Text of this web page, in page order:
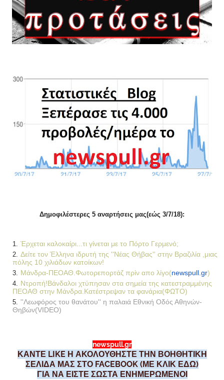
Δημοφιλέστερες 5 αναρτήσεις μας(εώς 3/7/18):
Έρχεται καλοκαίρι...τι γίνεται με το Πόρτο Γερμενό;
Δείτε τον Έλληνα ιδρυτή της ''Νέας Θήβας'' στην Βραζιλία ,μιας
πόλης 10 χιλιάδων κατοίκων!
Μάνδρα-ΠΕΟΑΘ.Φωτορεπορτάζ πρίν απο λίγο(newspull.gr)
Ντροπή!Βάνδαλοι χτύπησαν στα σημεία της κατεστραμμένης
ΠΕΟΑΘ στην Μάνδρα.Κατέστρεψαν τα φανάρια(ΦΩΤΟ)
''Λεωφόρος του θανάτου'' η παλαιά Εθνική Οδός Αθηνών-
Θηβών(VIDEO)
newspull.gr
ΚΑΝΤΕ LIKE Η ΑΚΟΛΟΥΘΗΣΤΕ ΤΗΝ ΒΟΗΘΗΤΙΚΗ
ΣΕΛΙΔΑ ΜΑΣ ΣΤΟ FACEBOOK (ΜΕ ΚΛΙΚ ΕΔΩ)
ΓΙΑ ΝΑ ΕΙΣΤΕ ΣΩΣΤΑ ΕΝΗΜΕΡΩΜΕΝΟΙ